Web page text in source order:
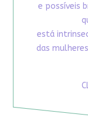
e possíveis
está
das